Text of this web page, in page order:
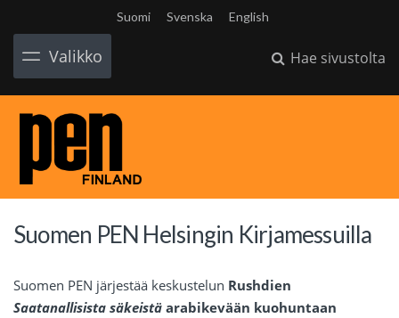
Suomi Svenska English
Valikko Hae sivustolta
Suomen PEN Helsingin Kirjamessuilla
Suomen PEN järjestää keskustelun Rushdien
Saatanallisista säkeistä arabikevään kuohuntaan